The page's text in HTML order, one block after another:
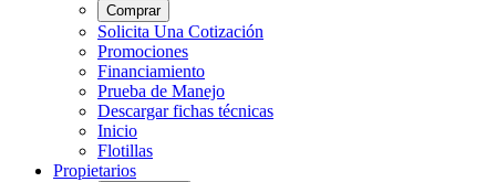
Comprar
Solicita Una Cotización
Promociones
Financiamiento
Prueba de Manejo
Descargar fichas técnicas
Inicio
Flotillas
Propietarios